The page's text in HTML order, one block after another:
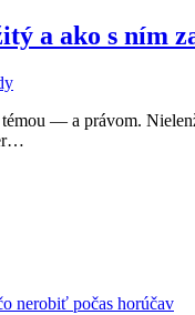
a ako s ním
— a právom.
nerobiť počas horúčav